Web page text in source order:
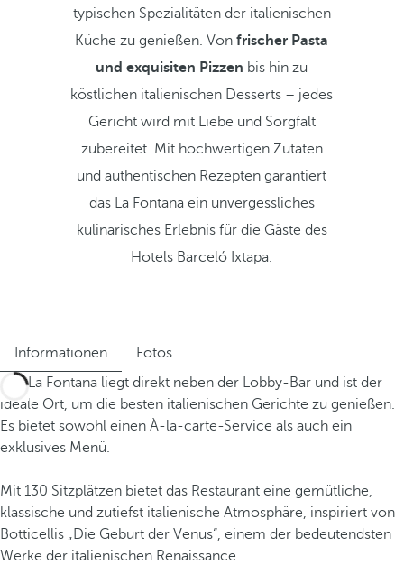
typischen Spezialitäten der italienischen
Küche zu genießen. Vonfrischer Pasta
und exquisiten Pizzen bis hin zu
köstlichen italienischen Desserts – jedes
Gericht wird mit Liebe und Sorgfalt
zubereitet. Mit hochwertigen Zutaten
und authentischen Rezepten garantiert
das La Fontana ein unvergessliches
kulinarisches Erlebnis für die Gäste des
Hotels Barceló Ixtapa.
Informationen
Fotos
Das La Fontana liegt direkt neben der Lobby-Bar und ist der
ideale Ort, um die besten italienischen Gerichte zu genießen.
Es bietet sowohl einen À-la-carte-Service als auch ein
exklusives Menü.
Mit 130 Sitzplätzen bietet das Restaurant eine gemütliche,
klassische und zutiefst italienische Atmosphäre, inspiriert von
Botticellis „Die Geburt der Venus“, einem der bedeutendsten
Werke der italienischen Renaissance.